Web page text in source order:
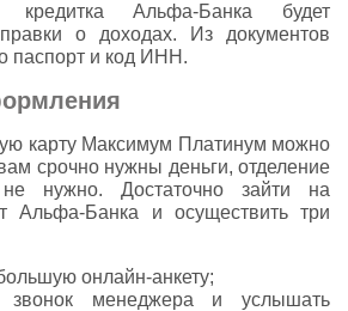
кредитка Альфа-Банка будет
о доходах. Из документов
паспорт и код ИНН.
карту Максимум Платинум можно
срочно нужны деньги, отделение
нужно. Достаточно зайти на
Альфа-Банка и осуществить три
онлайн-анкету;
звонок менеджера и услышать